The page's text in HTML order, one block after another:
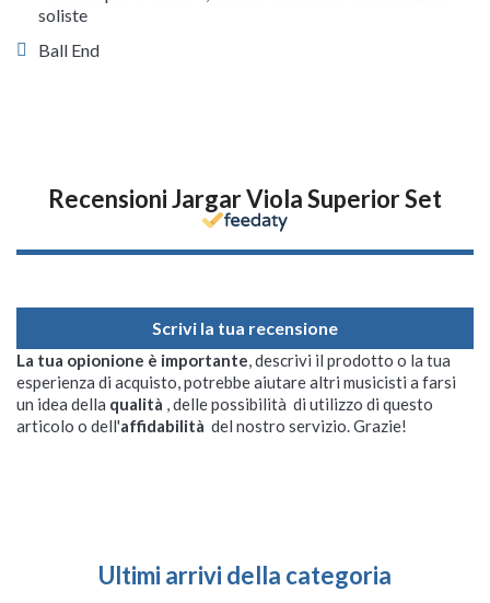
soliste
Ball End
Recensioni Jargar Viola Superior Set
Scrivi la tua recensione
La tua opionione è importante, descrivi il prodotto o la tua
esperienza di acquisto, potrebbe aiutare altri musicisti a farsi
un idea della qualità , delle possibilità di utilizzo di questo
articolo o dell'affidabilità del nostro servizio. Grazie!
Ultimi arrivi della categoria